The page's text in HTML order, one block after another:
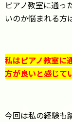
ピアノ教室に通っ
いのか悩まれる方
私はピアノ教室に
方が良いと感じて
今回は私の経験も